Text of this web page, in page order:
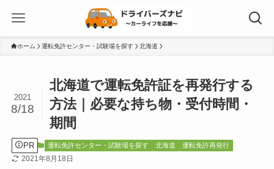
ホーム 運転免許センター・試験場を探す 北海道
北海道で運転免許証を再発行する
方法｜必要な持ち物・受付時間・
期間
2021
8/18
PR 運転免許センター・試験場を探す 北海道 運転免許再発行
2021年8月18日